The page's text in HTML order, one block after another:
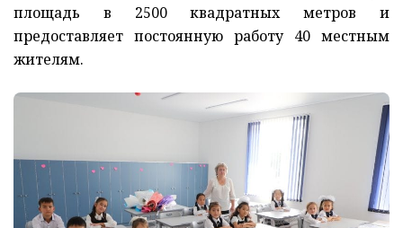
площадь в 2500 квадратных метров и
предоставляет постоянную работу 40 местным
жителям.